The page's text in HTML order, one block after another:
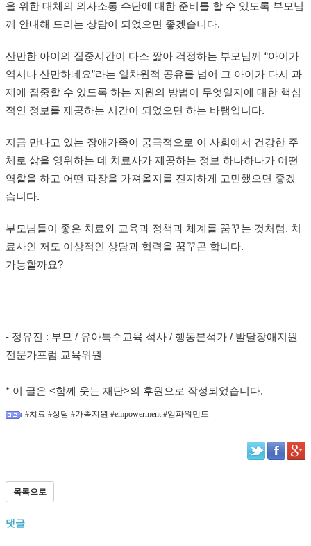
을 위한 대체의 의사소통 수단에 대한 준비를 할 수 있도록 부모님
께 안내해 드리는 상담이 되었으면 좋겠습니다.
산만한 아이의 집중시간이 다소 짧아 걱정하는 부모님께 “아이가
역시나 산만하네요”라는 일차원적 공유를 넘어 그 아이가 다시 과
제에 집중할 수 있도록 하는 지원의 방법이 무엇일지에 대한 핵심
적인 정보를 제공하는 시간이 되었으면 하는 바램입니다.
지금 만나고 있는 장애가족이 궁극적으로 이 사회에서 건강한 주
체로 삶을 영위하는 데 치료사가 제공하는 정보 하나하나가 어떤
역할을 하고 어떤 파장을 가져올지를 진지하게 고민했으면 좋겠
습니다.
부모님들이 좋은 치료와 교육과 정책과 체계를 꿈꾸는 것처럼, 치
료사인 저도 이상적인 상담과 협력을 꿈꾸곤 합니다.
가능할까요?
- 정유진 : 부모 / 유아특수교육 석사 / 행동분석가 / 발달장애지원
전문가포럼 교육위원
* 이 글은 <함께 웃는 재단>의 후원으로 작성되었습니다.
#치료 #상담 #가족지원 #empowerment #임파워먼트
목록으로
댓글